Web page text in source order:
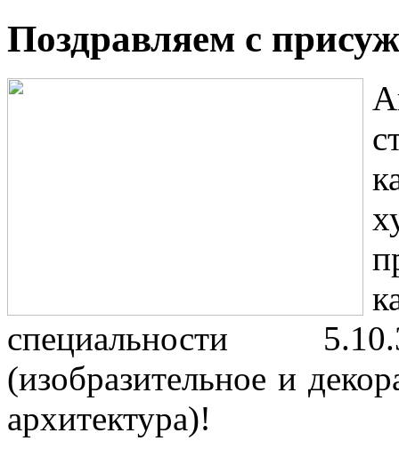
Поздравляем с
специальности
(изобразительное и
архитектура)!